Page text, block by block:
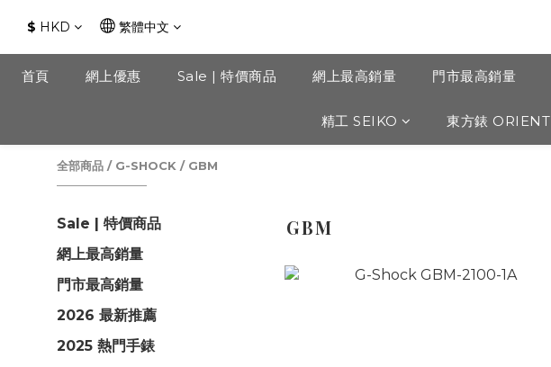
$ HKD 繁體中文
首頁 網上優惠 Sale | 特價商品 網上最高銷量 門市最高銷量
精工 SEIKO 東方錶 ORIENT
全部商品 / G-SHOCK / GBM
Sale | 特價商品
網上最高銷量
門市最高銷量
2026 最新推薦
2025 熱門手錶
GBM